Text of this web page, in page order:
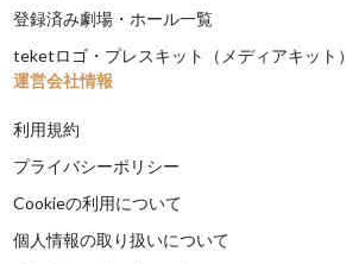
登録済み劇場・ホール一覧
teketロゴ・プレスキット（メディアキット）
運営会社情報
利用規約
プライバシーポリシー
Cookieの利用について
個人情報の取り扱いについて